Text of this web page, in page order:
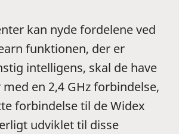
kan nyde fordelene ved
funktionen, der er
intelligens, skal de have
en 2,4 GHz forbindelse,
forbindelse til de Widex
udviklet til disse